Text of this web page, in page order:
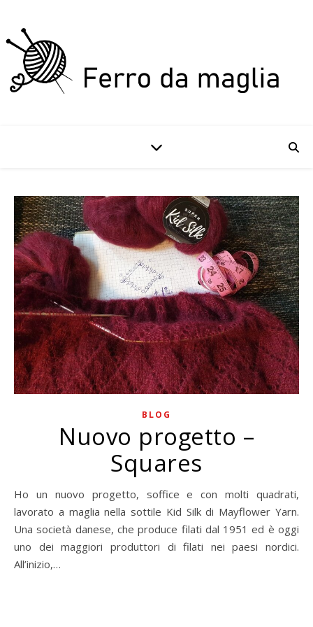
BLOG
Nuovo progetto –
Squares
Ho un nuovo progetto, soffice e con molti quadrati,
lavorato a maglia nella sottile Kid Silk di Mayflower Yarn.
Una società danese, che produce filati dal 1951 ed è oggi
uno dei maggiori produttori di filati nei paesi nordici.
All’inizio,…